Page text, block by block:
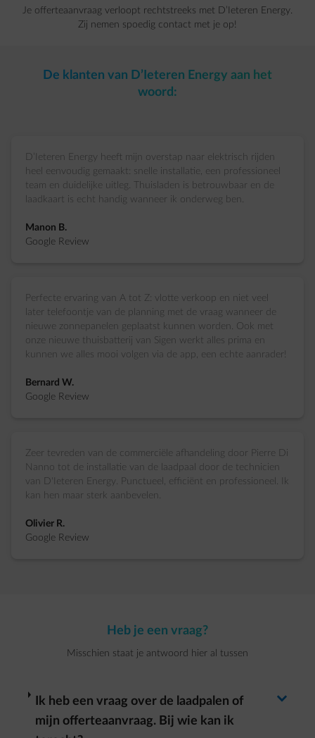
Je offerteaanvraag verloopt rechtstreeks met D’Ieteren Energy.
Zij nemen spoedig contact met je op!
De klanten van D’Ieteren Energy aan het
woord:
D’Ieteren Energy heeft mijn overstap naar elektrisch rijden
heel eenvoudig gemaakt: snelle installatie, een professioneel
team en duidelijke uitleg. Thuisladen is betrouwbaar en de
laadkaart is echt handig wanneer ik onderweg ben.
Manon B.
Google Review
Perfecte ervaring van A tot Z: vlotte verkoop en niet veel
later telefoontje van de planning met de vraag wanneer de
nieuwe zonnepanelen geplaatst kunnen worden. Ook met
onze nieuwe thuisbatterij van Sigen werkt alles prima en
kunnen we alles mooi volgen via de app, een echte aanrader!
Bernard W.
Google Review
Zeer tevreden van de commerciële afhandeling door Pierre Di
Nanno tot de installatie van de laadpaal door de technicien
van D'Ieteren Energy. Punctueel, efficiënt en professioneel. Ik
kan hen maar sterk aanbevelen.
Olivier R.
Google Review
Heb je een vraag?
Misschien staat je antwoord hier al tussen
Ik heb een vraag over de laadpalen of
mijn offerteaanvraag. Bij wie kan ik
arrow-right